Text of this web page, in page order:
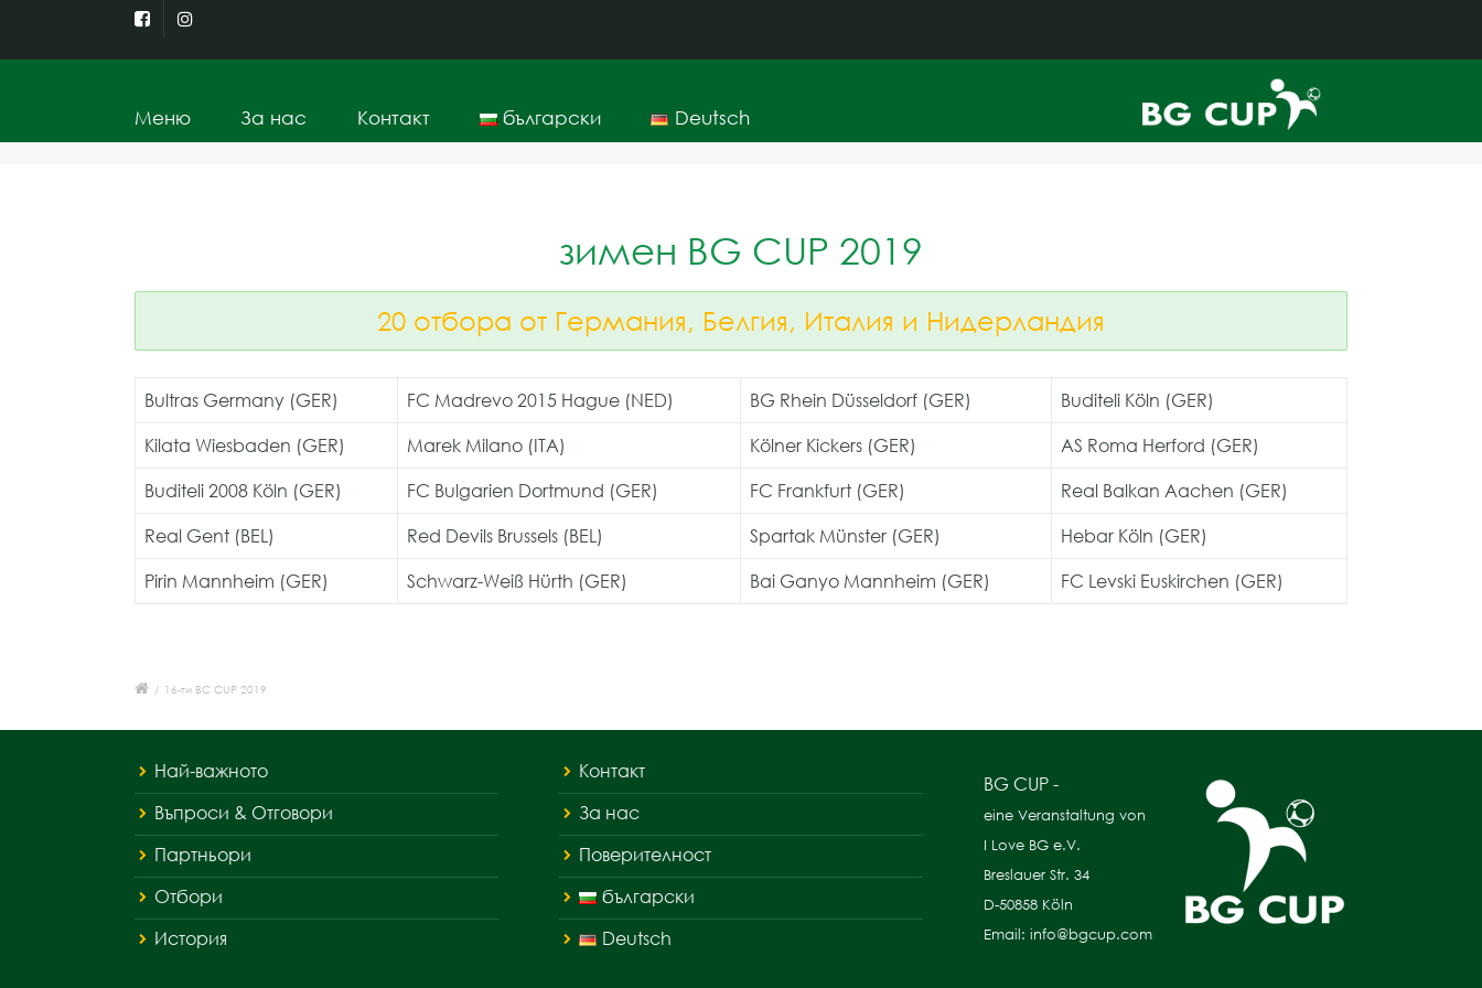
Меню За нас Контакт български Deutsch
зимен BG CUP 2019
20 отбора от Германия, Белгия, Италия и Нидерландия
Bultras Germany (GER) FC Madrevo 2015 Hague (NED) BG Rhein Düsseldorf (GER) Buditeli Köln (GER)
Kilata Wiesbaden (GER) Marek Milano (ITA) Kölner Kickers (GER) AS Roma Herford (GER)
Buditeli 2008 Köln (GER) FC Bulgarien Dortmund (GER) FC Frankfurt (GER) Real Balkan Aachen (GER)
Real Gent (BEL) Red Devils Brussels (BEL) Spartak Münster (GER) Hebar Köln (GER)
Pirin Mannheim (GER) Schwarz-Weiß Hürth (GER) Bai Ganyo Mannheim (GER) FC Levski Euskirchen (GER)
/ 16-ти BC CUP 2019
Най-важното
Въпроси & Отговори
Партньори
Отбори
История
Контакт
За нас
Поверителност
български
Deutsch
BG CUP -
eine Veranstaltung von
I Love BG e.V.
Breslauer Str. 34
D-50858 Köln
Email: info@bgcup.com